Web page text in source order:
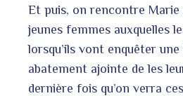
Et puis, on rencontre Marie
jeunes femmes auxquelles
lorsqu’ils vont enquêter
abatement ajointe de les
dernière fois qu’on verra